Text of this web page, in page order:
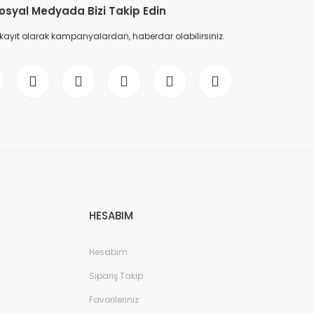
Medyada Bizi Takip Edin
olarak kampanyalardan, haberdar olabilirsiniz.
HESABIM
Hesabım
Sipariş Takip
Favorileriniz